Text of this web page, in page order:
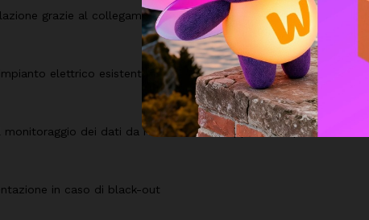
grazie al collegamento alla linea AC
elettrico esistente
dei dati da remoto, sia da app che da portale.
in caso di black-out